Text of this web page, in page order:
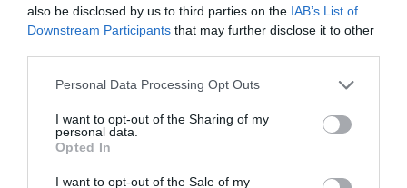
also be disclosed by us to third parties on the IAB’s List of
Downstream Participants that may further disclose it to other
Please note that this website/app uses one or more Google
not limited to your visit or usage behaviour. You may click to
grant or deny consent to Google and its third-party tags to
use your data for below specified purposes in below Google
consent section.
Personal Data Processing Opt Outs
I want to opt-out of the Sharing of my
personal data.
Opted In
I want to opt-out of the Sale of my
Your Body!